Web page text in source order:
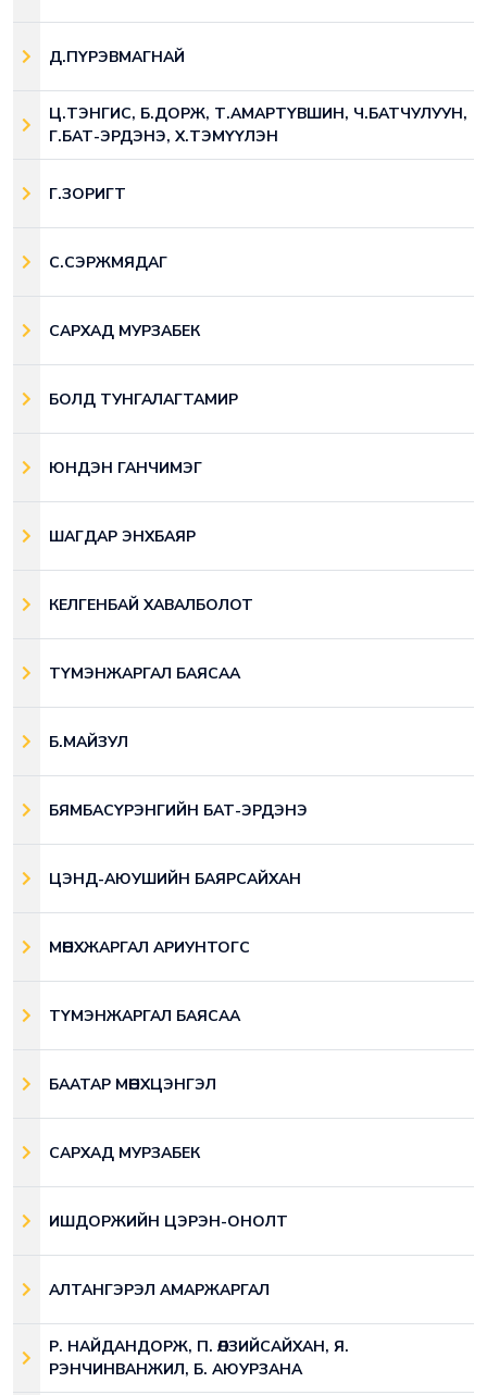
Д.ПҮРЭВМАГНАЙ
Ц.ТЭНГИС, Б.ДОРЖ, Т.АМАРТҮВШИН, Ч.БАТЧУЛУУН,
Г.БАТ-ЭРДЭНЭ, Х.ТЭМҮҮЛЭН
Г.ЗОРИГТ
С.СЭРЖМЯДАГ
САРХАД МУРЗАБЕК
БОЛД ТУНГАЛАГТАМИР
ЮНДЭН ГАНЧИМЭГ
ШАГДАР ЭНХБАЯР
КЕЛГЕНБАЙ ХАВАЛБОЛОТ
ТҮМЭНЖАРГАЛ БАЯСАА
Б.МАЙЗУЛ
БЯМБАСҮРЭНГИЙН БАТ-ЭРДЭНЭ
ЦЭНД-АЮУШИЙН БАЯРСАЙХАН
МӨНХЖАРГАЛ АРИУНТОГС
ТҮМЭНЖАРГАЛ БАЯСАА
БААТАР МӨНХЦЭНГЭЛ
САРХАД МУРЗАБЕК
ИШДОРЖИЙН ЦЭРЭН-ОНОЛТ
АЛТАНГЭРЭЛ АМАРЖАРГАЛ
Р. НАЙДАНДОРЖ, П. ӨЛЗИЙСАЙХАН, Я.
РЭНЧИНВАНЖИЛ, Б. АЮУРЗАНА